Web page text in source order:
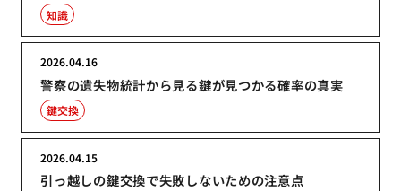
知識
警察の遺失物統計から見る鍵が見つかる確率の真実
2026.04.16
鍵交換
引っ越しの鍵交換で失敗しないための注意点
2026.04.15